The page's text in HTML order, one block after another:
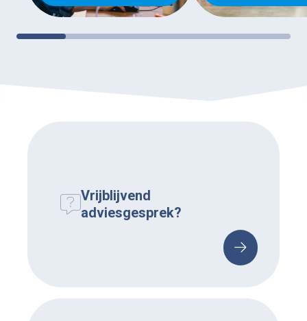
Vrijblijvend
adviesgesprek?